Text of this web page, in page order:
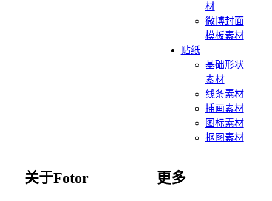
材
微博封面
模板素材
贴纸
基础形状
素材
线条素材
插画素材
图标素材
抠图素材
关于Fotor 更多